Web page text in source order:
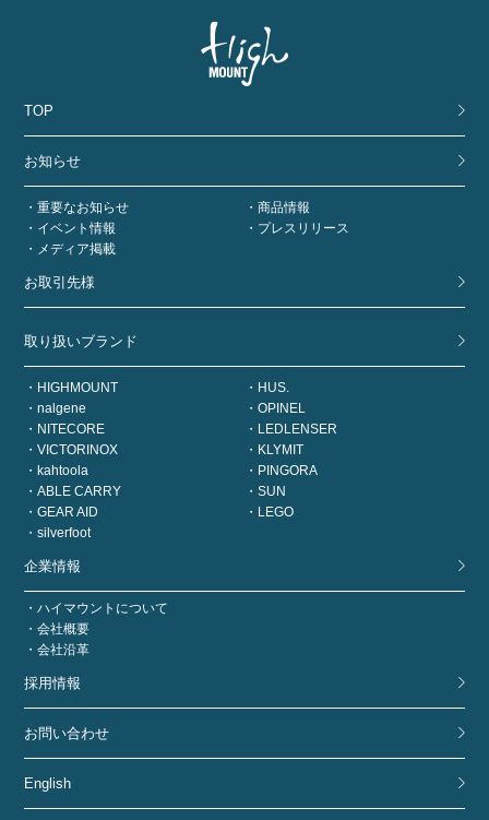
TOP
お知らせ
重要なお知らせ
商品情報
イベント情報
プレスリリース
メディア掲載
お取引先様
取り扱いブランド
HIGHMOUNT
HUS.
nalgene
OPINEL
NITECORE
LEDLENSER
VICTORINOX
KLYMIT
kahtoola
PINGORA
ABLE CARRY
SUN
GEAR AID
LEGO
silverfoot
企業情報
ハイマウントについて
会社概要
会社沿革
採用情報
お問い合わせ
English